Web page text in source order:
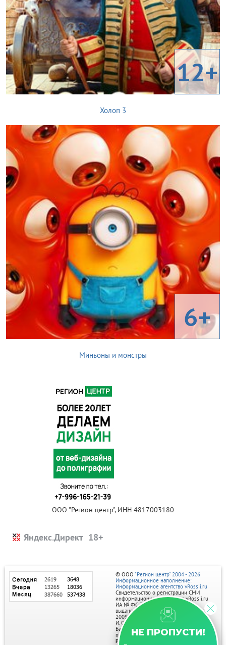
12+
Холоп 3
6+
Миньоны и монстры
ООО "Регион центр", ИНН 4817003180
Яндекс.Директ
НЕ ПРОПУСТИ!
© ООО "Регион центр" 2004 - 2026
Информационное наполнение:
Информационное агентство vRossii.ru
Свидетельство о регистрации СМИ
информационного агентства vRossii.ru
ИА № ФС 77‑35502
выдано РОСКОМНАДЗОРом 04 марта
2009г.
И. О. Главного редактора Нарыков А. Н.
Баннеры на портале размещаются на
правах рекламы.
Реклама на портале: